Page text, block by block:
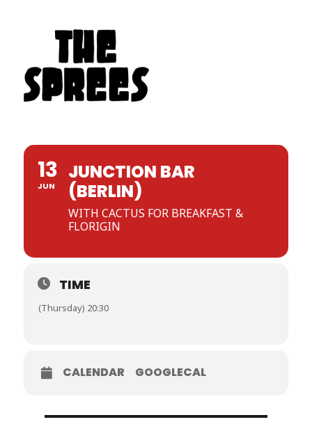
13
JUN
JUNCTION BAR
(BERLIN)
WITH CACTUS FOR BREAKFAST &
FLORIGIN
TIME
(Thursday) 20:30
CALENDAR GOOGLECAL